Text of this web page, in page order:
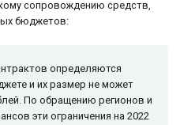
сопровождению средств,
бюджетов:
определяются
и их размер не может
По обращению регионов и
эти ограничения на 2022